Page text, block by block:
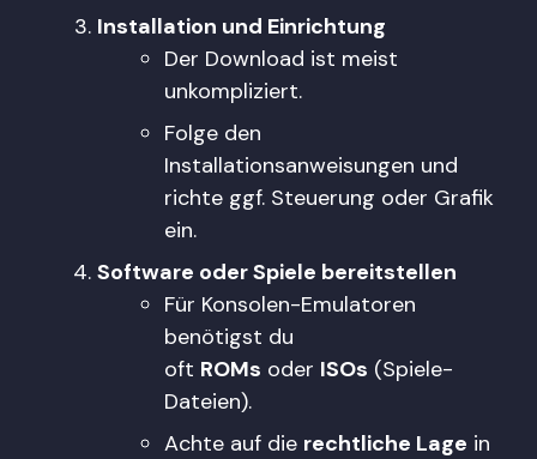
Installation und Einrichtung
Der Download ist meist
unkompliziert.
Folge den
Installationsanweisungen und
richte ggf. Steuerung oder Grafik
ein.
Software oder Spiele bereitstellen
Für Konsolen-Emulatoren
benötigst du
oft ROMs oder ISOs (Spiele-
Dateien).
Achte auf die rechtliche Lage in